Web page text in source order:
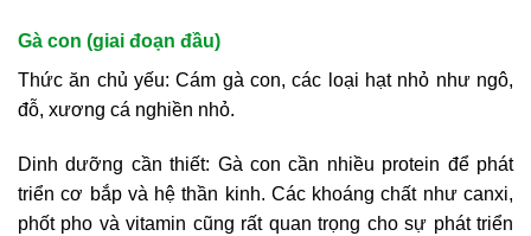
Gà con (giai đoạn đầu)
Thức ăn chủ yếu: Cám gà con, các loại hạt nhỏ như ngô,
đỗ, xương cá nghiền nhỏ.
Dinh dưỡng cần thiết: Gà con cần nhiều protein để phát
triển cơ bắp và hệ thần kinh. Các khoáng chất như canxi,
phốt pho và vitamin cũng rất quan trọng cho sự phát triển